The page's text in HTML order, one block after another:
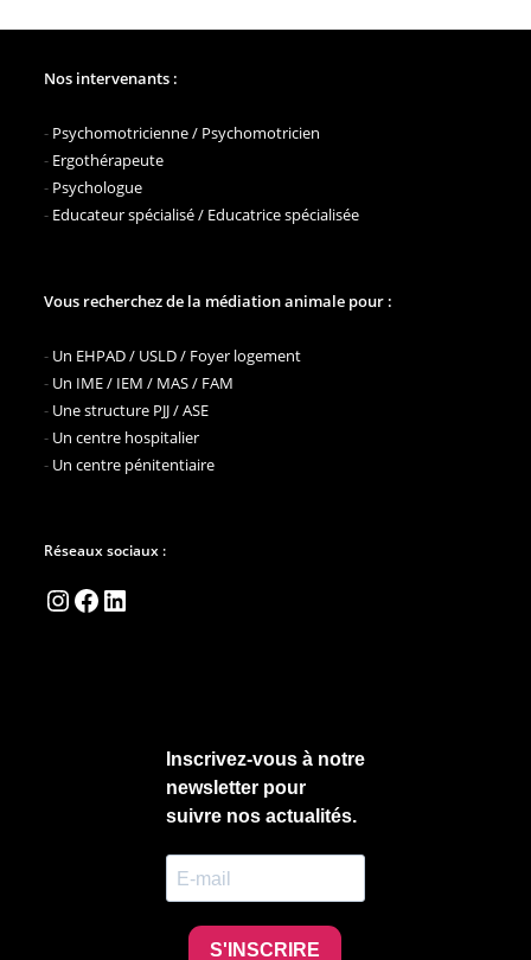
Animaux
Nos intervenants :
- Psychomotricienne / Psychomotricien
- Ergothérapeute
- Psychologue
- Educateur spécialisé / Educatrice spécialisée
Vous recherchez de la médiation animale pour :
- Un EHPAD / USLD / Foyer logement
- Un IME / IEM / MAS / FAM
- Une structure PJJ / ASE
- Un centre hospitalier
- Un centre pénitentiaire
Réseaux sociaux :
Instagram
Facebook
LinkedIn